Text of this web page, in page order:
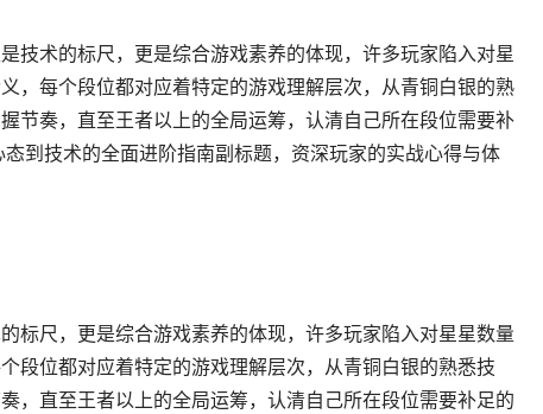
技术的标尺，更是综合游戏素养的体现，许多玩家陷入对星
，每个段位都对应着特定的游戏理解层次，从青铜白银的熟
节奏，直至王者以上的全局运筹，认清自己所在段位需要补
到技术的全面进阶指南副标题，资深玩家的实战心得与体
标尺，更是综合游戏素养的体现，许多玩家陷入对星星数量
段位都对应着特定的游戏理解层次，从青铜白银的熟悉技
，直至王者以上的全局运筹，认清自己所在段位需要补足的